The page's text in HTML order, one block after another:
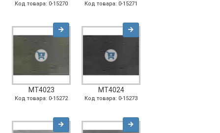
Код товара: 0-15270 Код товара: 0-15271
MT4023
Код товара: 0-15272
MT4024
Код товара: 0-15273